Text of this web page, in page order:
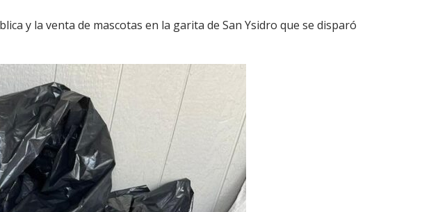
y la venta de mascotas en la garita de San Ysidro que se disparó